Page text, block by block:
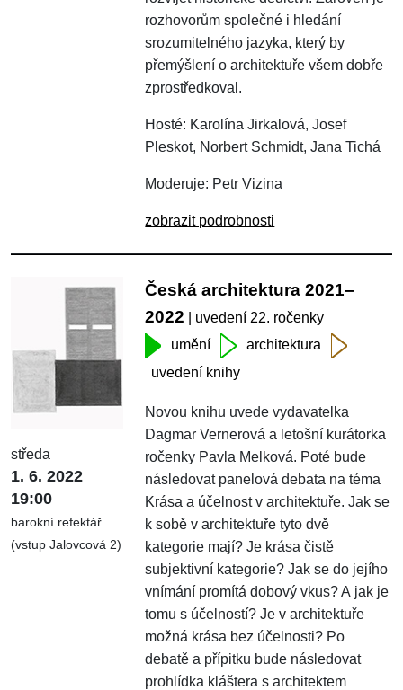
rozhovorům společné i hledání
srozumitelného jazyka, který by
přemýšlení o architektuře všem dobře
zprostředkoval.
Hosté: Karolína Jirkalová, Josef
Pleskot, Norbert Schmidt, Jana Tichá
Moderuje: Petr Vizina
zobrazit podrobnosti
středa
1. 6. 2022
19:00
barokní refektář
(vstup Jalovcová 2)
Česká architektura 2021–
2022 | uvedení 22. ročenky
umění
architektura
uvedení knihy
Novou knihu uvede vydavatelka
Dagmar Vernerová a letošní kurátorka
ročenky Pavla Melková. Poté bude
následovat panelová debata na téma
Krása a účelnost v architektuře. Jak se
k sobě v architektuře tyto dvě
kategorie mají? Je krása čistě
subjektivní kategorie? Jak se do jejího
vnímání promítá dobový vkus? A jak je
tomu s účelností? Je v architektuře
možná krása bez účelnosti? Po
debatě a přípitku bude následovat
prohlídka kláštera s architektem